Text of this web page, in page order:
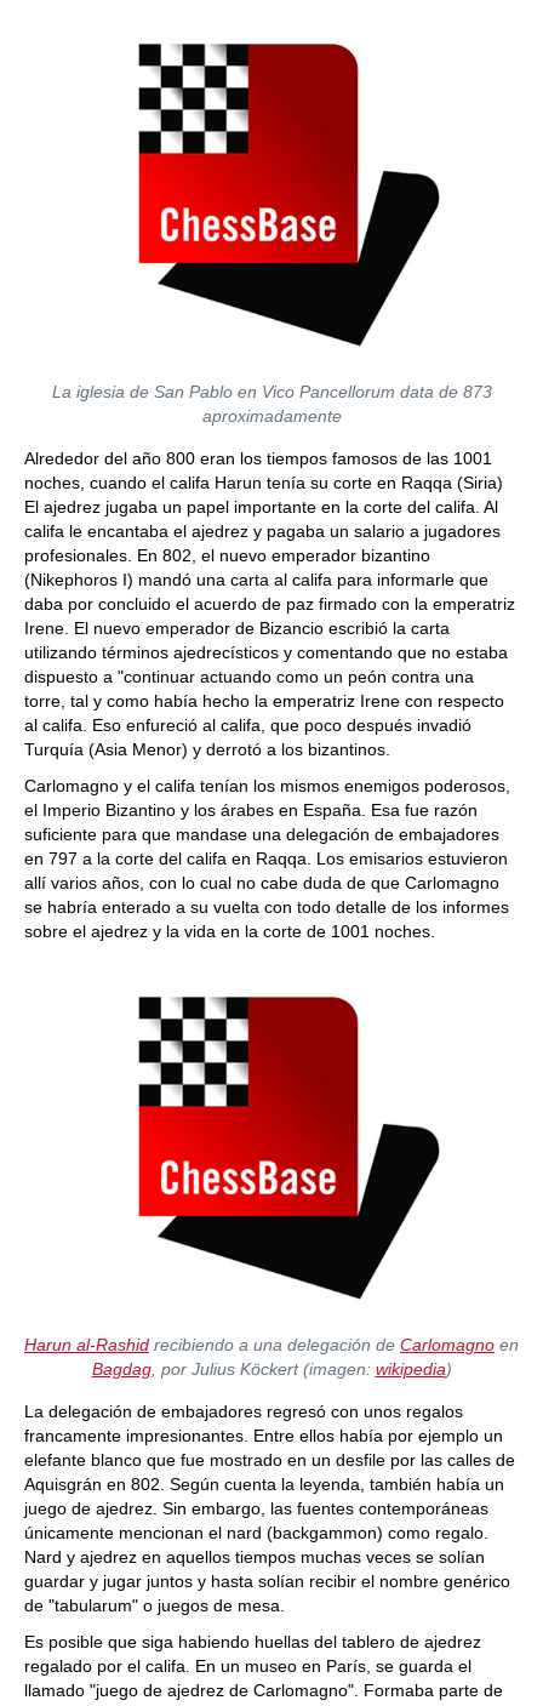
La iglesia de San Pablo en Vico Pancellorum data de 873
aproximadamente
Alrededor del año 800 eran los tiempos famosos de las 1001
noches, cuando el califa Harun tenía su corte en Raqqa (Siria)
El ajedrez jugaba un papel importante en la corte del califa. Al
califa le encantaba el ajedrez y pagaba un salario a jugadores
profesionales. En 802, el nuevo emperador bizantino
(Nikephoros I) mandó una carta al califa para informarle que
daba por concluido el acuerdo de paz firmado con la emperatriz
Irene. El nuevo emperador de Bizancio escribió la carta
utilizando términos ajedrecísticos y comentando que no estaba
dispuesto a "continuar actuando como un peón contra una
torre, tal y como había hecho la emperatriz Irene con respecto
al califa. Eso enfureció al califa, que poco después invadió
Turquía (Asia Menor) y derrotó a los bizantinos.
Carlomagno y el califa tenían los mismos enemigos poderosos,
el Imperio Bizantino y los árabes en España. Esa fue razón
suficiente para que mandase una delegación de embajadores
en 797 a la corte del califa en Raqqa. Los emisarios estuvieron
allí varios años, con lo cual no cabe duda de que Carlomagno
se habría enterado a su vuelta con todo detalle de los informes
sobre el ajedrez y la vida en la corte de 1001 noches.
Harun al-Rashid recibiendo a una delegación de Carlomagno en
Bagdag, por Julius Köckert (imagen: wikipedia)
La delegación de embajadores regresó con unos regalos
francamente impresionantes. Entre ellos había por ejemplo un
elefante blanco que fue mostrado en un desfile por las calles de
Aquisgrán en 802. Según cuenta la leyenda, también había un
juego de ajedrez. Sin embargo, las fuentes contemporáneas
únicamente mencionan el nard (backgammon) como regalo.
Nard y ajedrez en aquellos tiempos muchas veces se solían
guardar y jugar juntos y hasta solían recibir el nombre genérico
de "tabularum" o juegos de mesa.
Es posible que siga habiendo huellas del tablero de ajedrez
regalado por el califa. En un museo en París, se guarda el
llamado "juego de ajedrez de Carlomagno". Formaba parte de